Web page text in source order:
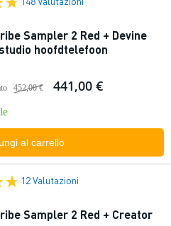
Sampler 2 Red + Devine
hoofdtelefoon
452,00 € 441,00 €
al carrello
12 Valutazioni
Sampler 2 Red + Creator